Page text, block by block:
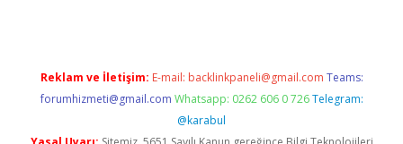
Reklam ve İletişim: E-mail: backlinkpaneli@gmail.com Teams:
forumhizmeti@gmail.com Whatsapp: 0262 606 0 726 Telegram:
@karabul